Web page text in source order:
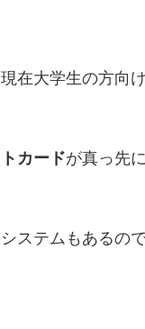
在大学生の方向け
カードが真っ先
ステムもあるの